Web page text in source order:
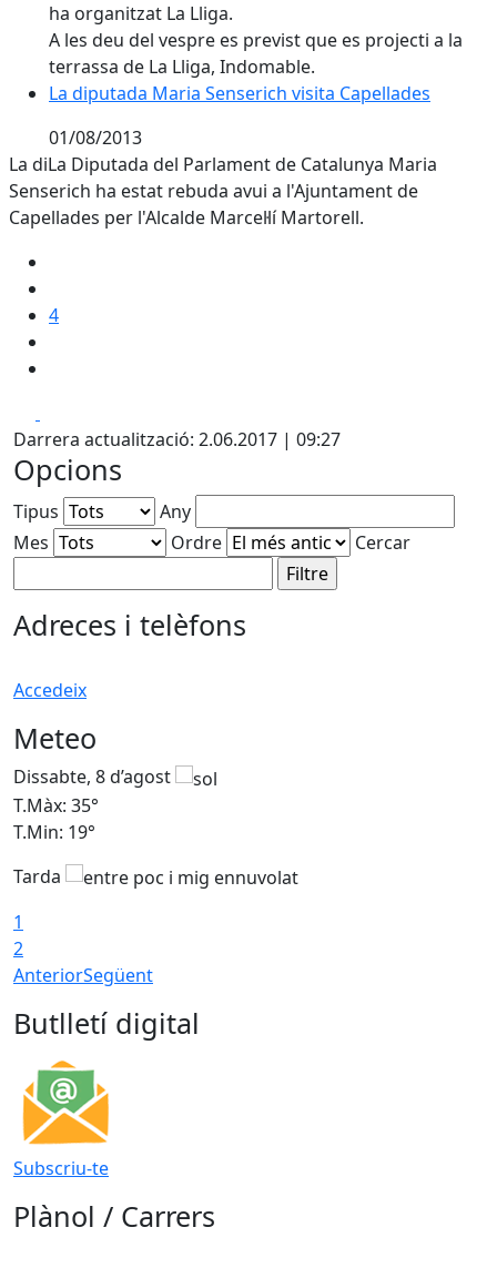
ha organitzat La Lliga.
A les deu del vespre es previst que es projecti a la
terrassa de La Lliga, Indomable.
La diputada Maria Senserich visita Capellades
La diputada Maria Senserich visita Capellades
01/08/2013
La diLa Diputada del Parlament de Catalunya Maria
Senserich ha estat rebuda avui a l'Ajuntament de
Capellades per l'Alcalde Marcel·lí Martorell.
4
Darrera actualització: 2.06.2017 | 09:27
Opcions
Tipus
Any
Mes
Ordre Cercar
Adreces i telèfons
Accedeix
Meteo
Dissabte, 8 d’agost
T.Màx: 35°
T.Min: 19°
Tarda
1
2
AnteriorSegüent
Butlletí digital
Subscriu-te
Plànol / Carrers